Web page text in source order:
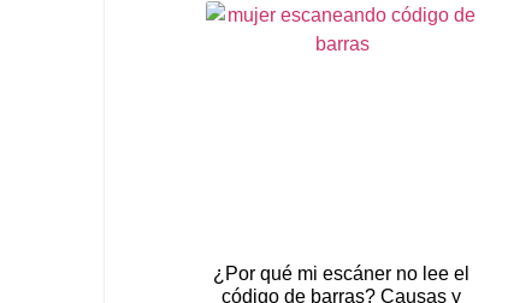
¿Por qué mi escáner no lee el
código de barras? Causas y